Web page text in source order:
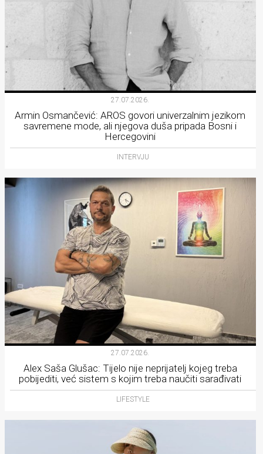
27.07.2026.
Armin Osmančević: AROS govori univerzalnim jezikom
savremene mode, ali njegova duša pripada Bosni i
Hercegovini
INTERVJU
27.07.2026.
Alex Saša Glušac: Tijelo nije neprijatelj kojeg treba
pobijediti, već sistem s kojim treba naučiti sarađivati
LIFESTYLE